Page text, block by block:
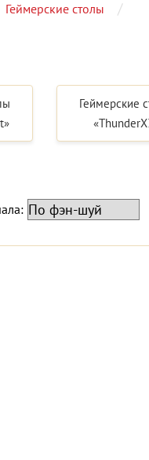
Геймерские столы
Геймерские